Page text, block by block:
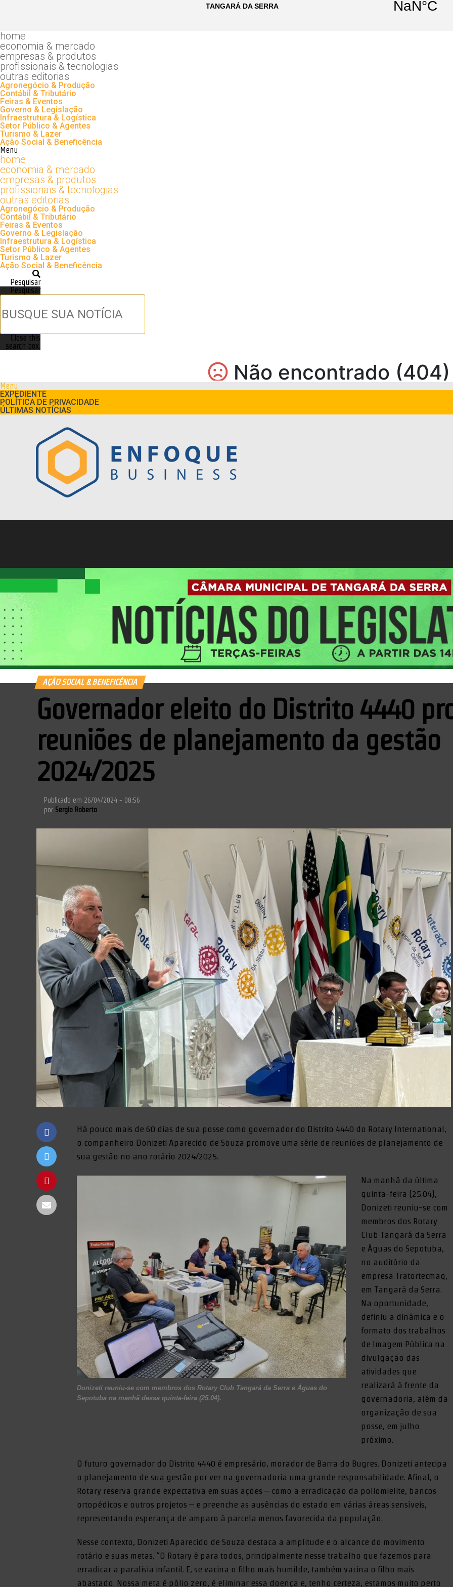
home
economia & mercado
empresas & produtos
profissionais & tecnologias
outras editorias
Agronegócio & Produção
Contábil & Tributário
Feiras & Eventos
Governo & Legislação
Infraestrutura & Logística
Setor Público & Agentes
Turismo & Lazer
Ação Social & Beneficência
Menu
home
economia & mercado
empresas & produtos
profissionais & tecnologias
outras editorias
Agronegócio & Produção
Contábil & Tributário
Feiras & Eventos
Governo & Legislação
Infraestrutura & Logística
Setor Público & Agentes
Turismo & Lazer
Ação Social & Beneficência
Pesquisar
Pesquisar
Close this
search box.
Menu
EXPEDIENTE
POLÍTICA DE PRIVACIDADE
ÚLTIMAS NOTÍCIAS
AÇÃO SOCIAL & BENEFICÊNCIA
Governador eleito do Distrito 4440
reuniões de planejamento da gestão
2024/2025
Publicado em 26/04/2024 - 08:56
por Sergio Roberto
Há pouco mais de 60 dias de sua posse como governador do Distrito 4440 do Rotary International,
o companheiro Donizeti Aparecido de Souza promove uma série de reuniões de planejamento de
sua gestão no ano rotário 2024/2025.
Donizeti reuniu-se com membros dos Rotary Club Tangará da Serra e Águas do
Sepotuba na manhã dessa quinta-feira (25.04).
Na manhã da última
quinta-feira (25.04),
Donizeti reuniu-se com
membros dos Rotary
Club Tangará da Serra
e Águas do Sepotuba,
no auditório da
empresa Tratortecmaq,
em Tangará da Serra.
Na oportunidade,
definiu a dinâmica e o
formato dos trabalhos
de Imagem Pública na
divulgação das
atividades que
realizará à frente da
governadoria, além da
organização de sua
posse, em julho
próximo.
O futuro governador do Distrito 4440 é empresário, morador de Barra do Bugres. Donizeti antecipa
o planejamento de sua gestão por ver na governadoria uma grande responsabilidade. Afinal, o
Rotary reserva grande expectativa em suas ações – como a erradicação da poliomielite, bancos
ortopédicos e outros projetos – e preenche as ausências do estado em várias áreas sensíveis,
representando esperança de amparo à parcela menos favorecida da população.
Nesse contexto, Donizeti Aparecido de Souza destaca a amplitude e o alcance do movimento
rotário e suas metas. “O Rotary é para todos, principalmente nesse trabalho que fazemos para
erradicar a paralisia infantil. E, se vacina o filho mais humilde, também vacina o filho mais
abastado. Nossa meta é pólio zero, é eliminar essa doença e, tenho certeza, estamos muito perto